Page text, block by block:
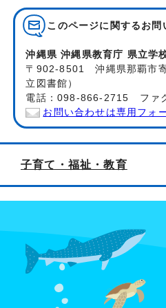
このページに関する お問
沖縄県 沖縄県教育庁 県立学
〒902-8501 沖縄県那覇市
立図書館）
電話：098-866-2715 ファ
お問い合わせは専用フォ
子育て・福祉・教育